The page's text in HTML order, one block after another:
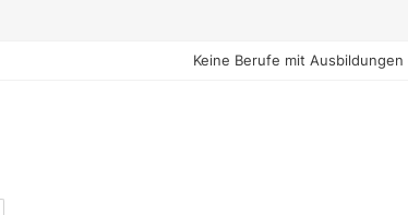
Keine Berufe mit